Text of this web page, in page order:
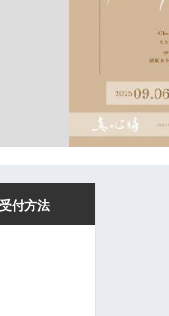
付方法